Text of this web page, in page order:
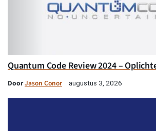
Quantum Code Review 2024 –
DoorJason Conor augustus 3, 2026